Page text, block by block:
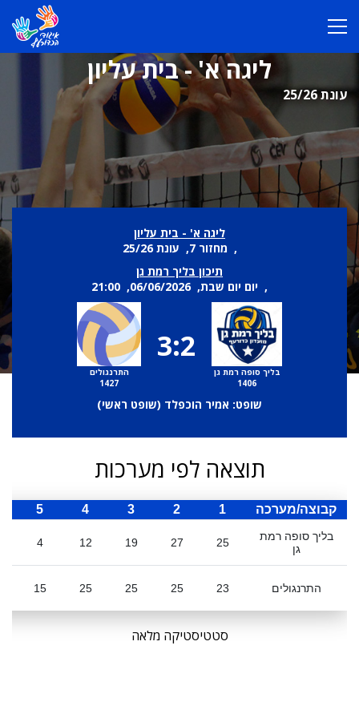
ליגה א' - בית עליון
עונת 25/26
ליגה א' - בית עליון
, מחזור 7, עונת 25/26
תיכון בליך רמת גן
, יום יום שבת, 06/06/2026, 21:00
בליך סופה רמת גן
1406
3:2
התרנגולים
1427
שופט: אמיר הוכפלד (שופט ראשי)
תוצאה לפי מערכות
קבוצה/מערכה 1
2
3
4
5
בליך סופה רמת
גן
25
27
19
12
4
התרנגולים 23
25
25
25
15
סטטיסטיקה מלאה